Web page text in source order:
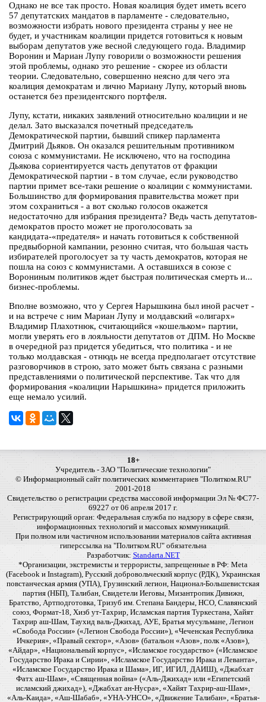
Однако не все так просто. Новая коалиция будет иметь всего
57 депутатских мандатов в парламенте - следовательно,
возможности избрать нового президента страны у нее не
будет, и участникам коалиции придется готовиться к новым
выборам депутатов уже весной следующего года. Владимир
Воронин и Мариан Лупу говорили о возможности решения
этой проблемы, однако это решение - скорее из области
теории. Следовательно, совершенно неясно для чего эта
коалиция демократам и лично Мариану Лупу, который вновь
останется без президентского портфеля.
Лупу, кстати, никаких заявлений относительно коалиции и не
делал. Зато высказался почетный председатель
Демократической партии, бывший спикер парламента
Дмитрий Дьяков. Он оказался решительным противником
союза с коммунистами. Не исключено, что на господина
Дьякова сориентируется часть депутатов от фракции
Демократической партии - в том случае, если руководство
партии примет все-таки решение о коалиции с коммунистами.
Большинство для формирования правительства может при
этом сохраниться - а вот сколько голосов окажется
недостаточно для избрания президента? Ведь часть депутатов-
демократов просто может не проголосовать за
кандидата-«предателя» и начать готовиться к собственной
предвыборной кампании, резонно считая, что большая часть
избирателей проголосует за ту часть демократов, которая не
пошла на союз с коммунистами. А оставшихся в союзе с
Ворониным политиков ждет быстрая политическая смерть и...
бизнес-проблемы.
Вполне возможно, что у Сергея Нарышкина был иной расчет -
и на встрече с ним Мариан Лупу и молдавский «олигарх»
Владимир Плахотнюк, считающийся «кошельком» партии,
могли уверять его в лояльности депутатов от ДПМ. Но Москве
в очередной раз придется убедиться, что политика - и не
только молдавская - отнюдь не всегда предполагает отсутствие
разговорчиков в строю, зато может быть связана с разными
представлениями о политической перспективе. Так что для
формирования «коалиции Нарышкина» придется приложить
еще немало усилий.
18+
Учредитель - ЗАО "Политические технологии"
© Информационный сайт политических комментариев "Политком.RU"
2001-2018
Свидетельство о регистрации средства массовой информации Эл № ФС77-
69227 от 06 апреля 2017 г.
Регистрирующий орган: Федеральная служба по надзору в сфере связи,
информационных технологий и массовых коммуникаций.
При полном или частичном использовании материалов сайта активная
гиперссылка на "Политком.RU" обязательна
Разработчик: Standarta.NET
*Организации, экстремисты и террористы, запрещенные в РФ: Meta
(Facebook и Instagram), Русский добровольческий корпус (РДК), Украинская
повстанческая армия (УПА), Грузинский легион, Национал-Большевистская
партия (НБП), Талибан, Свидетели Иеговы, Мизантропик Дивижн,
Братство, Артподготовка, Тризуб им. Степана Бандеры, НСО, Славянский
союз, Формат-18, Хизб ут-Тахрир, Исламская партия Туркестана, Хайят
Тахрир аш-Шам, Таухид валь-Джихад, АУЕ, Братья мусульмане, Легион
«Свобода России» («Легион Свобода России»), «Чеченская Республика
Ичкерия», «Правый сектор», «Азов» (батальон «Азов», полк «Азов»),
«Айдар», «Национальный корпус», «Исламское государство» («Исламское
Государство Ирака и Сирии», «Исламское Государство Ирака и Леванта»,
«Исламское Государство Ирака и Шама», ИГ, ИГИЛ, ДАИШ), «Джабхат
Фатх аш-Шам», «Священная война» («Аль-Джихад» или «Египетский
исламский джихад»), «Джабхат ан-Нусра», «Хайят Тахрир-аш-Шам»,
«Аль-Каида», «Аш-Шабаб», «УНА-УНСО», «Движение Талибан», «Братья-